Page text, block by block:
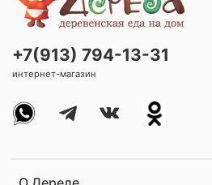
+7(913) 794-13-31
интернет-магазин